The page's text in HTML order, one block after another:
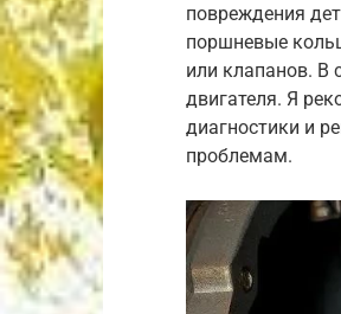
повреждения
поршневые
или клапанов. В
двигателя. Я
диагностики и
проблемам.